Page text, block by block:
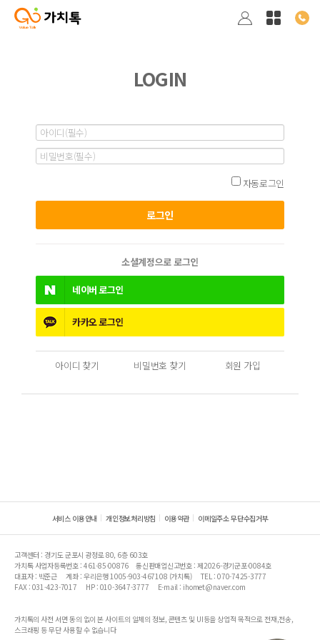
LOGIN
자동로그인
소셜계정으로 로그인
네이버로그인
카카오로그인
아이디 찾기 비밀번호 찾기 회원 가입
서비스 이용안내 개인정보처리방침 이용약관 이메일주소 무단수집거부
고객센터 : 경기도 군포시 광정로 80, 6층 603호
가치톡 사업자등록번호 : 461-85-00876
통신판매업신고번호 : 제2026-경기군포-0084호
대표자 : 박준근
계좌 : 우리은행 1005-903-467108 (가치톡)
TEL : 070-7425-3777
FAX : 031-423-7017
HP : 010-3647-3777 E-mail : ihomet@naver.com
가치톡의 사전 서면 동의 없이 본 사이트의 일체의 정보, 콘텐츠 및 UI등을 상업적 목적으로 전재,전송,
스크래핑 등 무단 사용할 수 없습니다